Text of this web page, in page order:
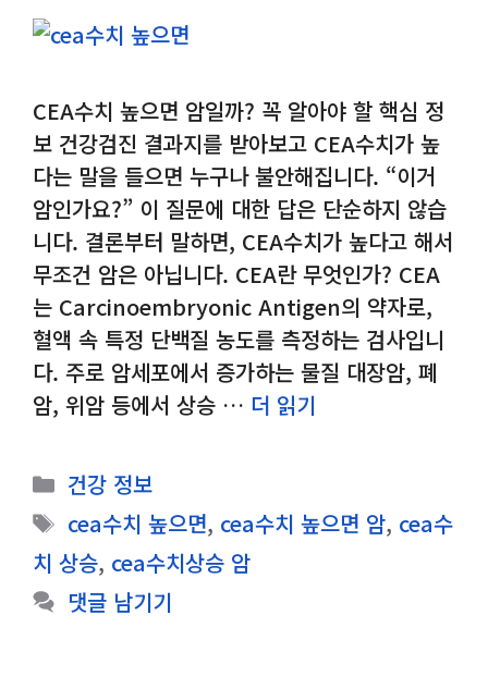
CEA수치 높으면 암일까? 꼭 알아야 할 핵심 정
보 건강검진 결과지를 받아보고 CEA수치가 높
다는 말을 들으면 누구나 불안해집니다. “이거
암인가요?” 이 질문에 대한 답은 단순하지 않습
니다. 결론부터 말하면, CEA수치가 높다고 해서
무조건 암은 아닙니다. CEA란 무엇인가? CEA
는 Carcinoembryonic Antigen의 약자로,
혈액 속 특정 단백질 농도를 측정하는 검사입니
다. 주로 암세포에서 증가하는 물질 대장암, 폐
암, 위암 등에서 상승 … 더 읽기
카
테
고
리
건강 정보
태
그
cea수치 높으면, cea수치 높으면 암, cea수
치 상승, cea수치상승 암
댓글 남기기